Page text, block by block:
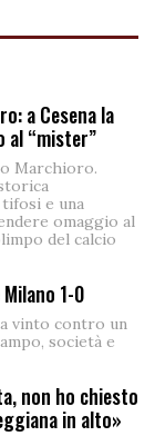
a Cesena la
al “mister”
Marchioro.
e una
omaggio al
del calcio
1-0
vinto contro un
società e
non ho chiesto
in alto»